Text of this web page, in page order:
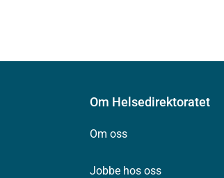
Om Helsedirektoratet
Om oss
Jobbe hos oss